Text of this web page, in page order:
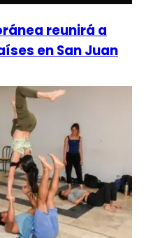
reunirá a
en San Juan